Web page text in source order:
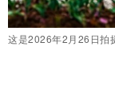
这是2026年2月26日拍